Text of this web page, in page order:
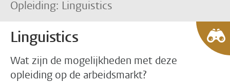
Opleiding: Linguistics
Linguistics
Wat zijn de mogelijkheden met deze
opleiding op de arbeidsmarkt?